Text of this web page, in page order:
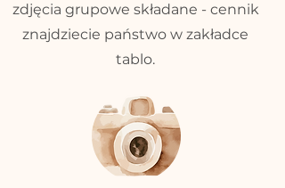
zdjęcia grupowe składane - cennik
znajdziecie państwo w zakładce
tablo.